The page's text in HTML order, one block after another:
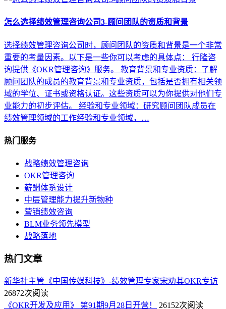
怎么选择绩效管理咨询公司3-顾问团队的资质和背景
选择绩效管理咨询公司时，顾问团队的资质和背景是一个非常
重要的考量因素。以下是一些你可以考虑的具体点： 行隆咨
询提供《OKR管理咨询》服务。 教育背景和专业资质：了解
顾问团队的成员的教育背景和专业资质，包括是否拥有相关领
域的学位、证书或资格认证。这些资质可以为你提供对他们专
业能力的初步评估。 经验和专业领域：研究顾问团队成员在
绩效管理领域的工作经验和专业领域，…
热门服务
战略绩效管理咨询
OKR管理咨询
薪酬体系设计
中层管理能力提升新物种
营销绩效咨询
BLM业务领先模型
战略落地
热门文章
新华社主管《中国传媒科技》-绩效管理专家宋劝其OKR专访
26872次阅读
《OKR开发及应用》 第91期9月28日开营！
26152次阅读